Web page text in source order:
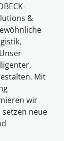
&
Mit
wir
neue